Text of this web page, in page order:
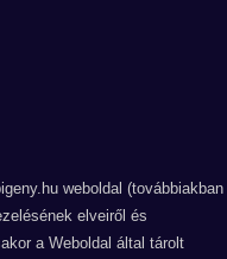
weboldal (továbbiakban
elveiről és
a Weboldal által tárolt